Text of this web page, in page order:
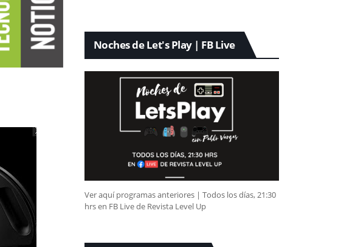
Noches de Let's Play | FB Live
Ver aquí programas anteriores | Todos los días, 21:30
hrs en FB Live de Revista Level Up